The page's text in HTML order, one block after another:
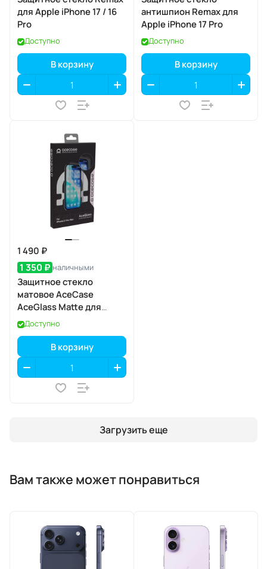
для Apple iPhone 17 / 16
Pro
Доступно
В корзину
антишпион Remax для
Apple iPhone 17 Pro
Доступно
В корзину
1 490 ₽
1 350 ₽ наличными
Защитное стекло
матовое AceCase
AceGlass Matte для
Apple iPhone 17 Pro Max
Доступно
В корзину
Загрузить еще
Вам также может понравиться